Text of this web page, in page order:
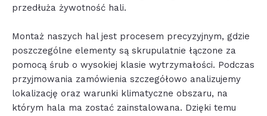
przedłuża żywotność hali.
Montaż naszych hal jest procesem precyzyjnym, gdzie
poszczególne elementy są skrupulatnie łączone za
pomocą śrub o wysokiej klasie wytrzymałości. Podczas
przyjmowania zamówienia szczegółowo analizujemy
lokalizację oraz warunki klimatyczne obszaru, na
którym hala ma zostać zainstalowana. Dzięki temu